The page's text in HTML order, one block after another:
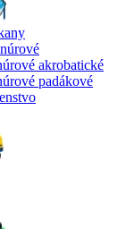
akrobatické
padákové